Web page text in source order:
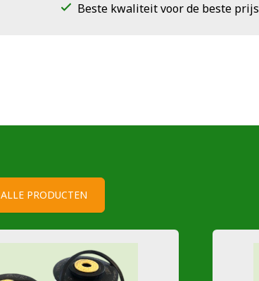
Beste kwaliteit voor de beste prijs
ALLE PRODUCTEN